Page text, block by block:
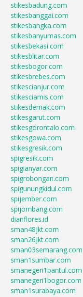
stikesbadung.com
stikesbanggai.com
stikesbangka.com
stikesbanyumas.com
stikesbekasi.com
stikesblitar.com
stikesbogor.com
stikesbrebes.com
stikescianjur.com
stikesciamis.com
stikesdemak.com
stikesgarut.com
stikesgorontalo.com
stikesgowa.com
stikesgresik.com
spigresik.com
spigianyar.com
spigrobongan.com
spigunungkidul.com
spijember.com
spijombang.com
dianflores.id
sman48jkt.com
sman26jkt.com
sman03semarang.com
sman1sumbar.com
smanegeri1bantul.com
smanegeri1bogor.com
sman1surabaya.com